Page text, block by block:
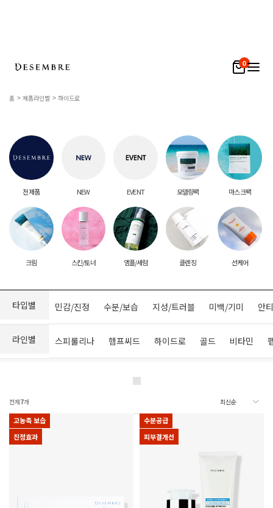
0
홈 제품라인별 하이드로
전 제품 NEW EVENT 모델링팩 마스크팩
크림 스킨/토너 앰플/세럼 클렌징 선케어
타입별 민감/진정 수분/보습 지성/트러블 미백/기미 안
라인별 스피룰리나 헴프씨드 하이드로 골드 비타민
전체7개
고농축 보습
진정효과
수분공급
피부결개선